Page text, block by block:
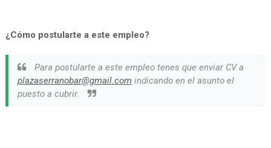
¿Cómo postularte a este empleo?
Para postularte a este empleo tenes que enviar CV a
plazaserranobar@gmail.com indicando en el asunto el
puesto a cubrir.